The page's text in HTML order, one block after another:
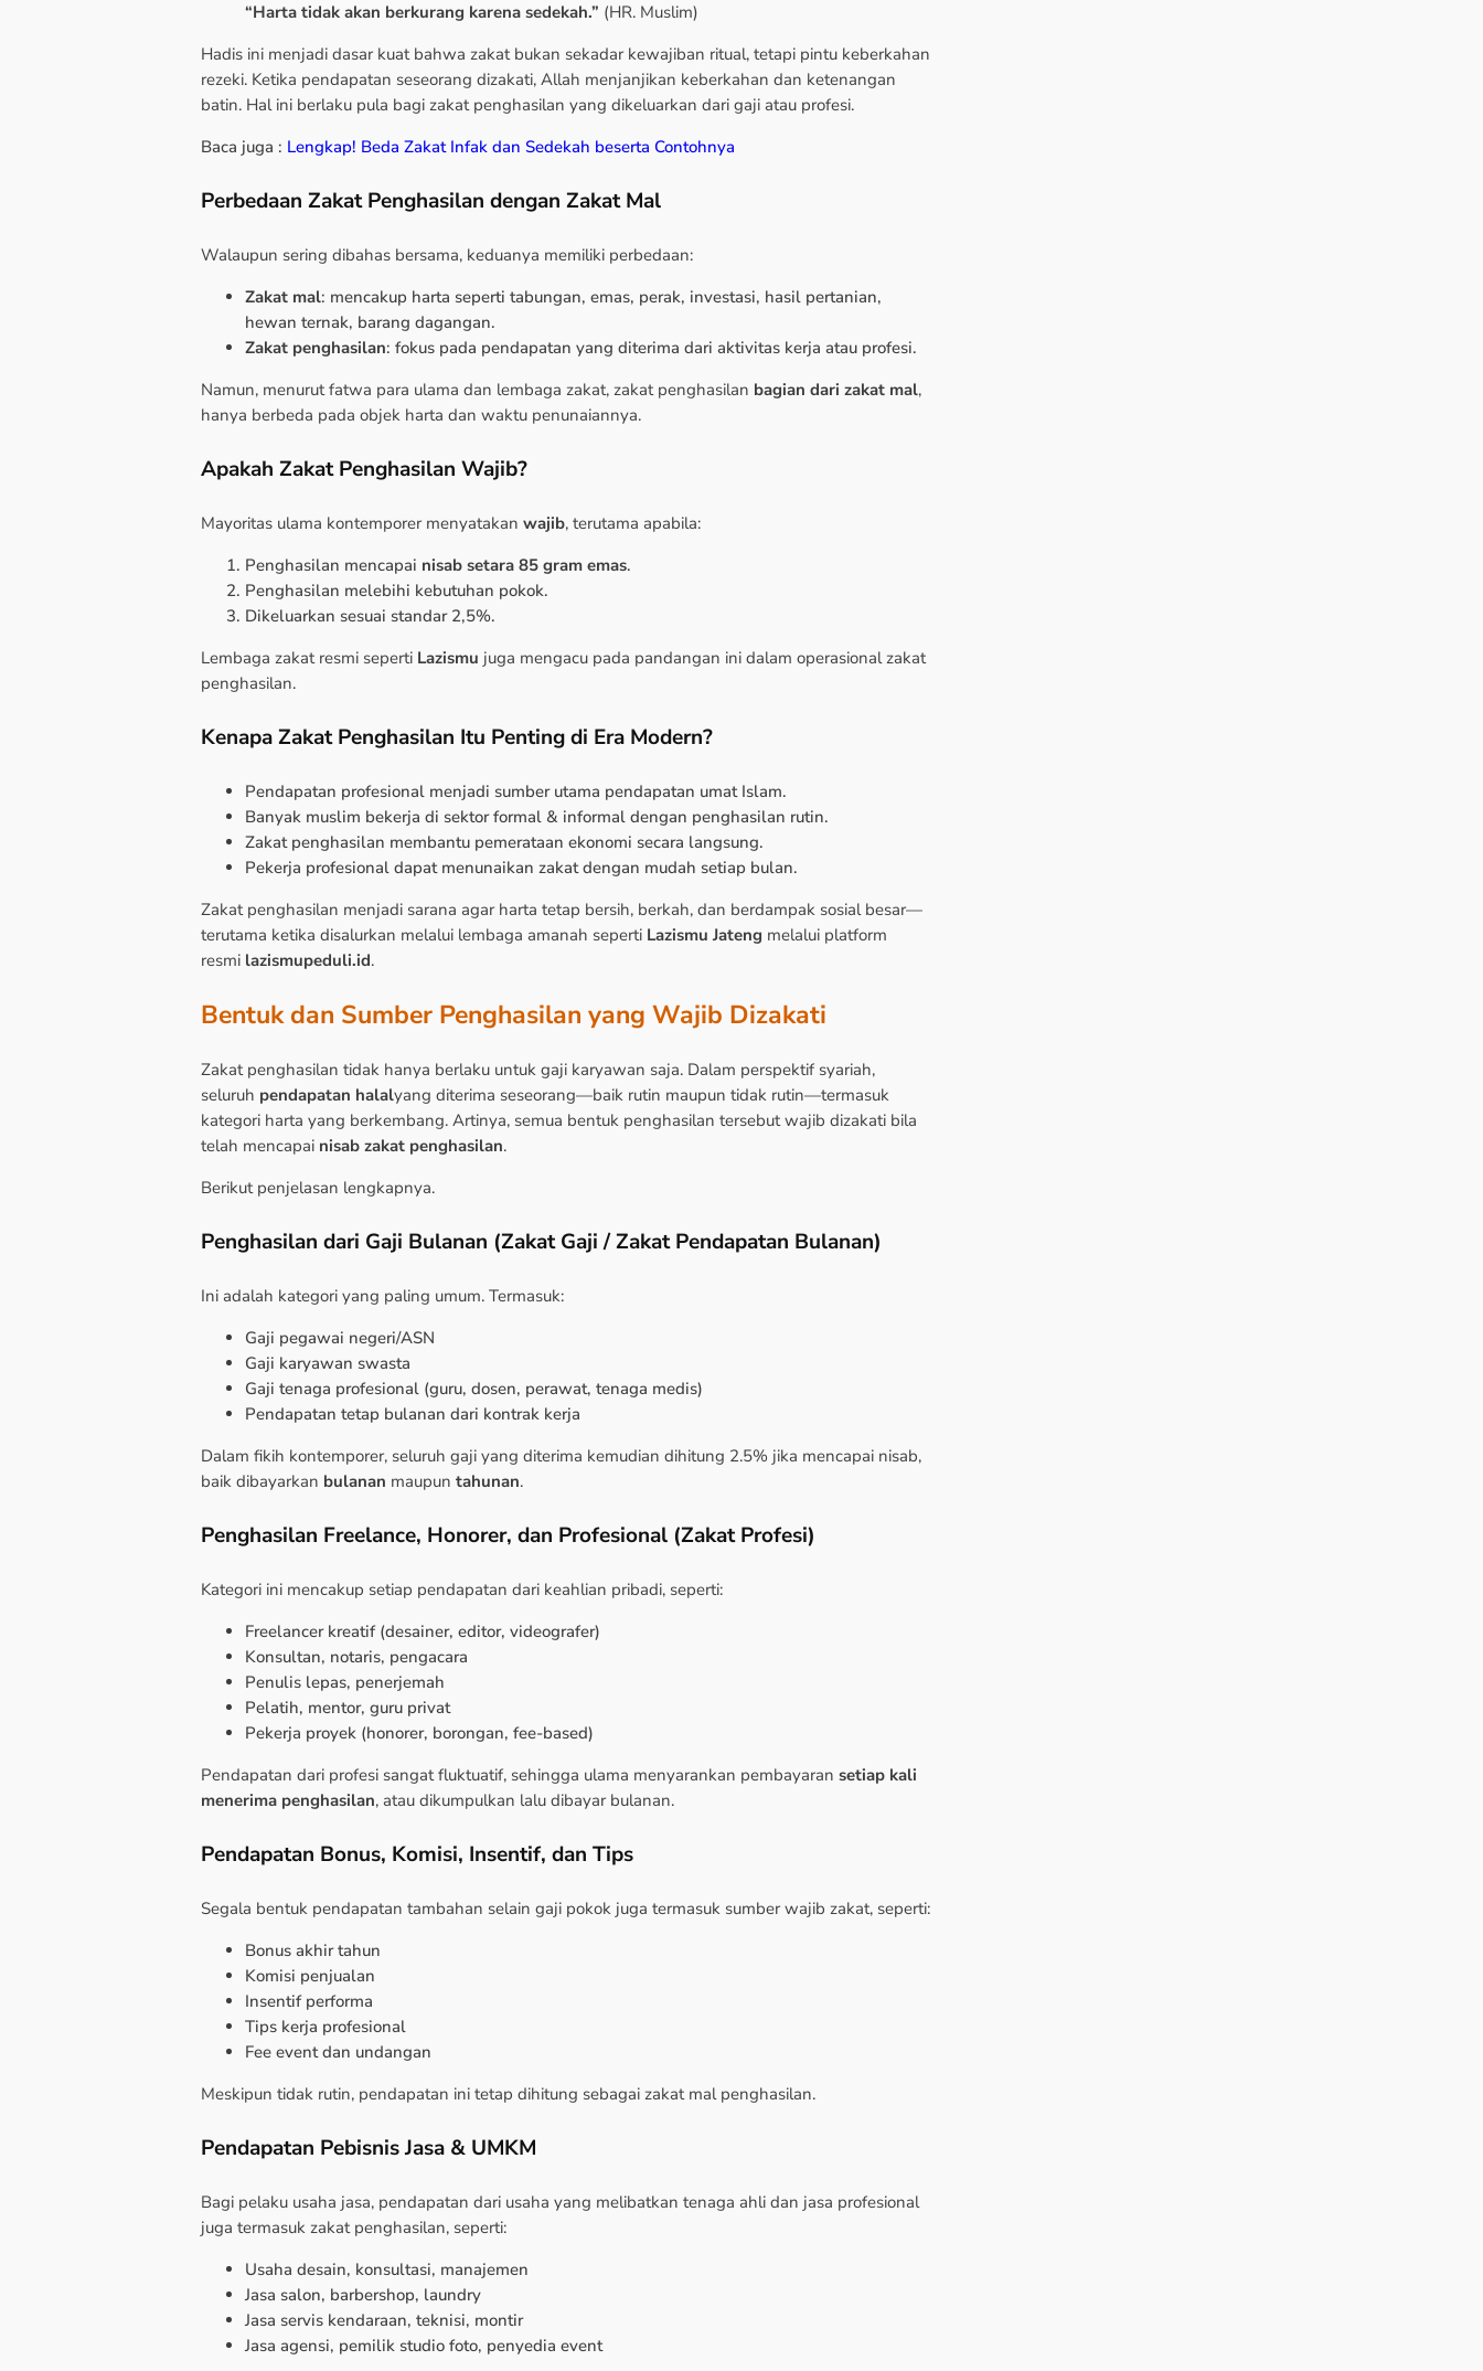
“Harta tidak akan berkurang karena sedekah.” (HR. Muslim)
Hadis ini menjadi dasar kuat bahwa zakat bukan sekadar kewajiban ritual, tetapi pintu keberkahan
rezeki. Ketika pendapatan seseorang dizakati, Allah menjanjikan keberkahan dan ketenangan
batin. Hal ini berlaku pula bagi zakat penghasilan yang dikeluarkan dari gaji atau profesi.
Baca juga : Lengkap! Beda Zakat Infak dan Sedekah beserta Contohnya
Perbedaan Zakat Penghasilan dengan Zakat Mal
Walaupun sering dibahas bersama, keduanya memiliki perbedaan:
Zakat mal: mencakup harta seperti tabungan, emas, perak, investasi, hasil pertanian,
hewan ternak, barang dagangan.
Zakat penghasilan: fokus pada pendapatan yang diterima dari aktivitas kerja atau profesi.
Namun, menurut fatwa para ulama dan lembaga zakat, zakat penghasilan bagian dari zakat mal,
hanya berbeda pada objek harta dan waktu penunaiannya.
Apakah Zakat Penghasilan Wajib?
Mayoritas ulama kontemporer menyatakan wajib, terutama apabila:
Penghasilan mencapai nisab setara 85 gram emas.
Penghasilan melebihi kebutuhan pokok.
Dikeluarkan sesuai standar 2,5%.
Lembaga zakat resmi seperti Lazismu juga mengacu pada pandangan ini dalam operasional zakat
penghasilan.
Kenapa Zakat Penghasilan Itu Penting di Era Modern?
Pendapatan profesional menjadi sumber utama pendapatan umat Islam.
Banyak muslim bekerja di sektor formal & informal dengan penghasilan rutin.
Zakat penghasilan membantu pemerataan ekonomi secara langsung.
Pekerja profesional dapat menunaikan zakat dengan mudah setiap bulan.
Zakat penghasilan menjadi sarana agar harta tetap bersih, berkah, dan berdampak sosial besar—
terutama ketika disalurkan melalui lembaga amanah seperti Lazismu Jateng melalui platform
resmi lazismupeduli.id.
Bentuk dan Sumber Penghasilan yang Wajib Dizakati
Zakat penghasilan tidak hanya berlaku untuk gaji karyawan saja. Dalam perspektif syariah,
seluruh pendapatan halalyang diterima seseorang—baik rutin maupun tidak rutin—termasuk
kategori harta yang berkembang. Artinya, semua bentuk penghasilan tersebut wajib dizakati bila
telah mencapai nisab zakat penghasilan.
Berikut penjelasan lengkapnya.
Penghasilan dari Gaji Bulanan (Zakat Gaji / Zakat Pendapatan Bulanan)
Ini adalah kategori yang paling umum. Termasuk:
Gaji pegawai negeri/ASN
Gaji karyawan swasta
Gaji tenaga profesional (guru, dosen, perawat, tenaga medis)
Pendapatan tetap bulanan dari kontrak kerja
Dalam fikih kontemporer, seluruh gaji yang diterima kemudian dihitung 2.5% jika mencapai nisab,
baik dibayarkan bulanan maupun tahunan.
Penghasilan Freelance, Honorer, dan Profesional (Zakat Profesi)
Kategori ini mencakup setiap pendapatan dari keahlian pribadi, seperti:
Freelancer kreatif (desainer, editor, videografer)
Konsultan, notaris, pengacara
Penulis lepas, penerjemah
Pelatih, mentor, guru privat
Pekerja proyek (honorer, borongan, fee-based)
Pendapatan dari profesi sangat fluktuatif, sehingga ulama menyarankan pembayaran setiap kali
menerima penghasilan, atau dikumpulkan lalu dibayar bulanan.
Pendapatan Bonus, Komisi, Insentif, dan Tips
Segala bentuk pendapatan tambahan selain gaji pokok juga termasuk sumber wajib zakat, seperti:
Bonus akhir tahun
Komisi penjualan
Insentif performa
Tips kerja profesional
Fee event dan undangan
Meskipun tidak rutin, pendapatan ini tetap dihitung sebagai zakat mal penghasilan.
Pendapatan Pebisnis Jasa & UMKM
Bagi pelaku usaha jasa, pendapatan dari usaha yang melibatkan tenaga ahli dan jasa profesional
juga termasuk zakat penghasilan, seperti:
Usaha desain, konsultasi, manajemen
Jasa salon, barbershop, laundry
Jasa servis kendaraan, teknisi, montir
Jasa agensi, pemilik studio foto, penyedia event